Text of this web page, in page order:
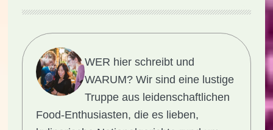
WER hier schreibt und
WARUM? Wir sind eine lustige
Truppe aus leidenschaftlichen
Food-Enthusiasten, die es lieben,